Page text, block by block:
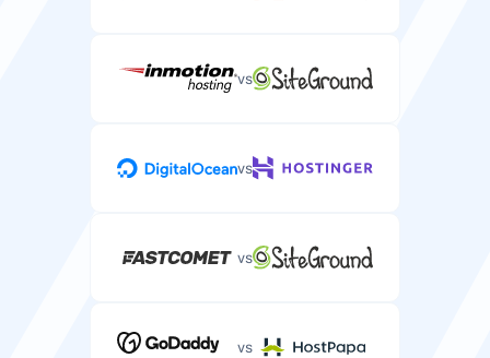
vs
vs
vs
vs